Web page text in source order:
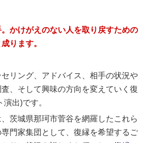
かけがえのない人を取り戻すための
ります。
リング、アドバイス、相手の状況や
、そして興味の方向を変えていく復
出)です。
茨城県那珂市菅谷を網羅したこれら
門家集団として、復縁を希望するご